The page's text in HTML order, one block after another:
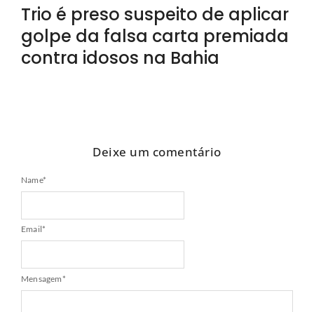
Trio é preso suspeito de aplicar
golpe da falsa carta premiada
contra idosos na Bahia
Deixe um comentário
Name*
Email*